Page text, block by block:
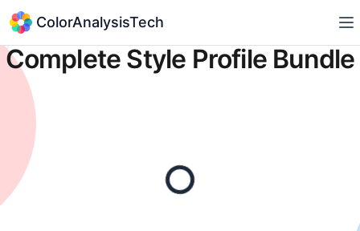
ColorAnalysisTech
Complete Style Profile Bundle